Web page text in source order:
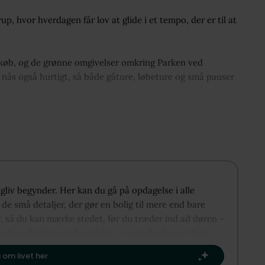
hvor hverdagen får lov at glide i et tempo, der er til at
og de grønne omgivelser omkring Parken ved
også hurtigt, så både gåture, løbeture og små pauser
hjem fra 1974, hvor planløsningen stadig fungerer
om. I den ene ende finder I to gode værelser og et
til husets ærlige stemning. Kælderen tilfører
Her er et stort lys rum med vinduer mod haven
til opbevaring eller måske et arbejdsværelse.
begynder. Her kan du gå på opdagelse i alle
små detaljer, der gør en bolig til mere end bare
så du kan mærke stedet, før du træder ind ad døren -
kapitel.​
livet her